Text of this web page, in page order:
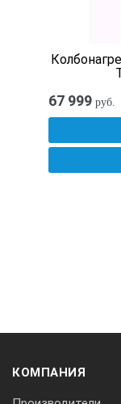
67 999 руб.
КОМПАНИЯ